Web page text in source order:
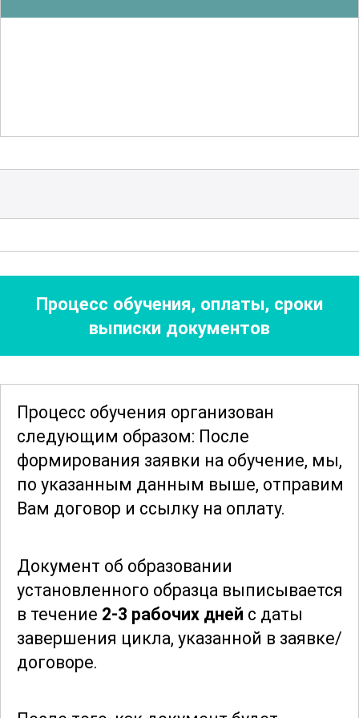
научатся применять их для
взаимодействию с клиентами, что
работы с клиентами, включая
обработку запросов и жалоб, а также о
способах повышения лояльности
клиентов.
полное представление о современных
тенденциях и инновациях в области
почтовой связи, что позволит им быть в
курсе последних изменений и
нововведений. Это знание поможет им
эффективно адаптироваться к
специалистами в своей области.
Таким образом, данный курс
предоставляет всестороннее обучение,
охватывающее все необходимые
Процесс обучения, оплаты, сроки
выписки документов
Процесс обучения организован
следующим образом: После
формирования заявки на обучение, мы,
по указанным данным выше, отправим
Вам договор и ссылку на оплату.
Документ об образовании
установленного образца выписывается
в течение 2-3 рабочих дней с даты
завершения цикла, указанной в заявке/
договоре.